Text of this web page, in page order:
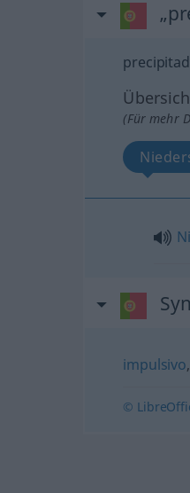
(Für mehr
impulsivo,
©